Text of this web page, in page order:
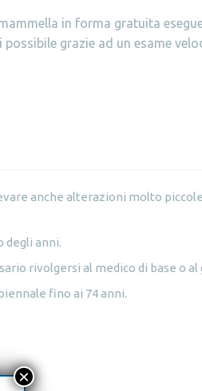
in forma gratuita
grazie ad un esame
anche alterazioni molto
degli anni.
rivolgersi al medico di base o al
fino ai 74 anni.
×